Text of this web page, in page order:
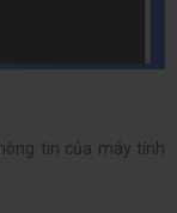
tin của máy tính